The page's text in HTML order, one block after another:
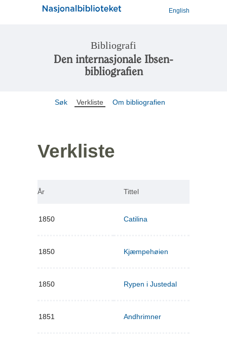
English
Bibliografi
Den internasjonale Ibsen-
bibliografien
Søk Verkliste Om bibliografien
Verkliste
År Tittel
1850 Catilina
1850 Kjæmpehøien
1850 Rypen i Justedal
1851 Andhrimner